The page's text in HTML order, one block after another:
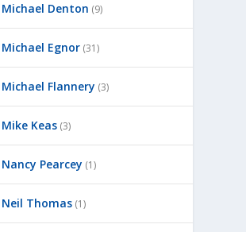
Michael Denton (9)
Michael Egnor (31)
Michael Flannery (3)
Mike Keas (3)
Nancy Pearcey (1)
Neil Thomas (1)